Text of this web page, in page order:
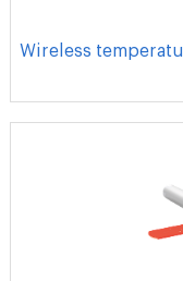
Wireless